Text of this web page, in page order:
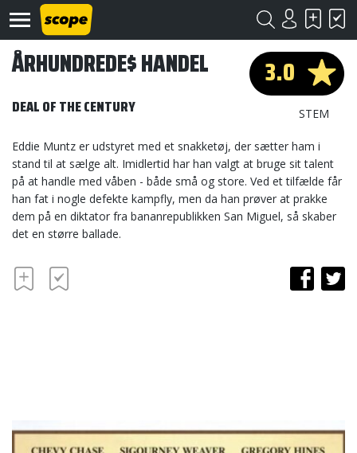
Om
Scope
Kontakt
3.0
STEM
ÅRHUNDREDE$ HANDEL
DEAL OF THE CENTURY
Eddie Muntz er udstyret med et snakketøj, der sætter ham i
stand til at sælge alt. Imidlertid har han valgt at bruge sit talent
på at handle med våben - både små og store. Ved et tilfælde får
han fat i nogle defekte kampfly, men da han prøver at prakke
dem på en diktator fra bananrepublikken San Miguel, så skaber
det en større ballade.